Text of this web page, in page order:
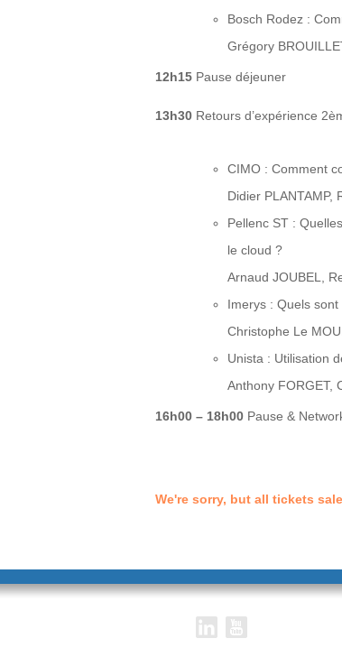
Bosch Rodez :
Grégory
12h15 Pause déjeuner
13h30 Retours d’expérience
CIMO : Comment
Didier PLANTAMP,
Pellenc ST :
le cloud ?
Arnaud JOUBEL,
Imerys : Quels
Christophe Le
Unista : Utilisation
Anthony FORGET,
16h00 – 18h00 Pause &
We're sorry, but all tickets